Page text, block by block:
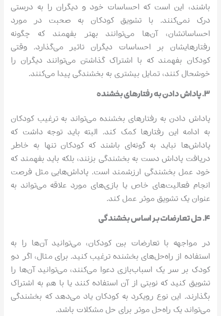
باشند، این است که احساسات خود و دیگران را به درستی
درک نمی‌کنند. با تشویق کودکان به صحبت در مورد
احساساتشان، آن‌ها می‌توانند بهتر بفهمند که چگونه
رفتارهایشان بر احساسات دیگران تاثیر می‌گذارد. وقتی
کودکان بفهمند که با اشتراک گذاشتن می‌توانند دیگران را
خوشحال کنند، تمایل بیشتری به بخشندگی پیدا می‌کنند.
۳. پاداش دادن به رفتارهای بخشنده
پاداش دادن به رفتارهای بخشنده می‌تواند به ترغیب کودکان
به ادامه این رفتارها کمک کند. البته باید توجه داشت که
پاداش‌ها نباید به گونه‌ای باشند که کودکان تنها به خاطر
دریافت پاداش دست به بخشندگی بزنند، بلکه باید بفهمند که
خود عمل بخشندگی ارزشمند است. پاداش‌هایی مثل فرصت
انجام فعالیت‌های خاص یا بازی‌های مورد علاقه می‌تواند به
عنوان یک تشویق موثر عمل کند.
۴. حل تعارضات بر اساس بخشندگی
در مواجهه با تعارضات بین کودکان، می‌توانید آن‌ها را به
استفاده از راه‌حل‌های بخشنده ترغیب کنید. برای مثال، اگر دو
کودک بر سر یک اسباب‌بازی دعوا می‌کنند، می‌توانید آن‌ها را
تشویق کنید که نوبتی از آن استفاده کنند یا با هم به اشتراک
بگذارند. این نوع رویکرد به کودکان یاد می‌دهد که بخشندگی
می‌تواند یک راه‌حل موثر برای حل مشکلات باشد.